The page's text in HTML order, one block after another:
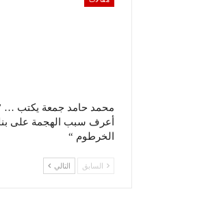
محمد حامد جمعة يكتب … ”
أعرف سبب الهجمة على
الخرطوم “
السابق التالي